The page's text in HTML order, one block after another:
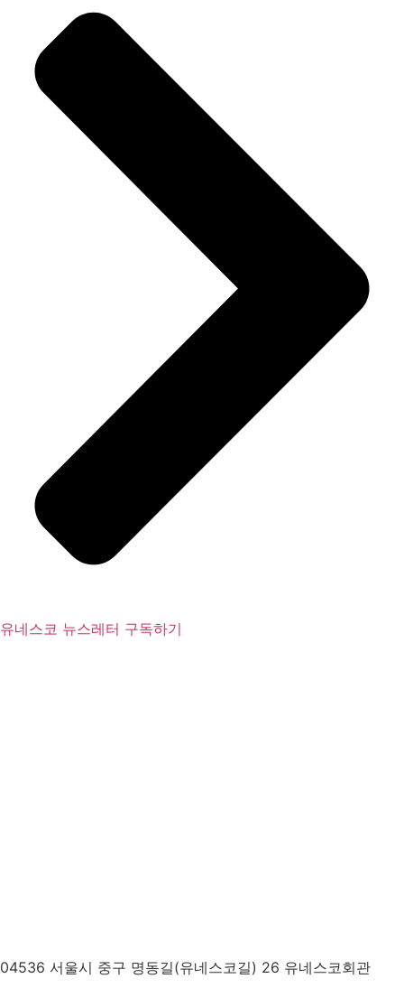
유네스코 뉴스레터 구독하기
04536 서울시 중구 명동길(유네스코길) 26 유네스코회관